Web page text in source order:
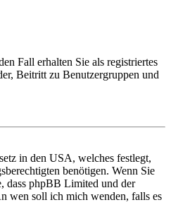
Fall erhalten Sie als registriertes
Beitritt zu Benutzergruppen und
in den USA, welches festlegt,
benötigen. Wenn Sie
dass phpBB Limited und der
wen soll ich mich wenden, falls es